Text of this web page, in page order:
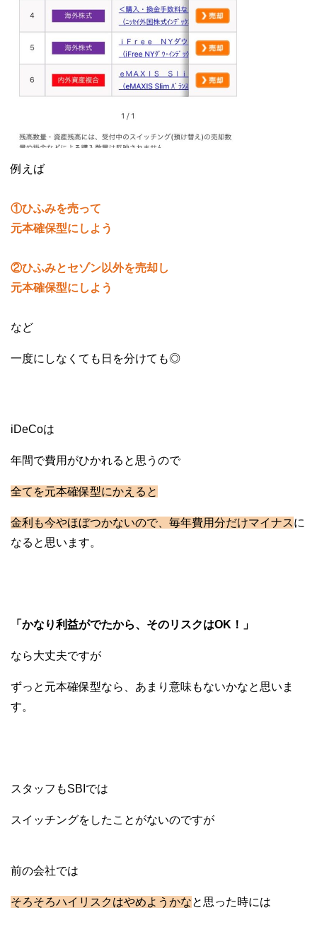
例えば
①ひふみを売って
元本確保型にしよう
②ひふみとセゾン以外を売却し
元本確保型にしよう
など
一度にしなくても日を分けても◎
iDeCoは
年間で費用がひかれると思うので
全てを元本確保型にかえると
金利も今やほぼつかないので、毎年費用分だけマイナスに
なると思います。
「かなり利益がでたから、そのリスクはOK！」
なら大丈夫ですが
ずっと元本確保型なら、あまり意味もないかなと思いま
す。
スタッフもSBIでは
スイッチングをしたことがないのですが
前の会社では
そろそろハイリスクはやめようかなと思った時には